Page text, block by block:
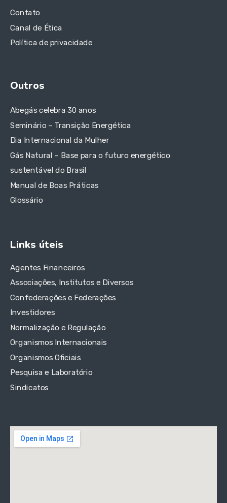
Contato
Canal de Ética
Política de privacidade
Outros
Abegás celebra 30 anos
Seminário – Transição Energética
Dia Internacional da Mulher
Gás Natural – Base para o futuro energético
sustentável do Brasil
Manual de Boas Práticas
Glossário
Links úteis
Agentes Financeiros
Associações, Institutos e Diversos
Confederações e Federações
Investidores
Normalização e Regulação
Organismos Internacionais
Organismos Oficiais
Pesquisa e Laboratório
Sindicatos